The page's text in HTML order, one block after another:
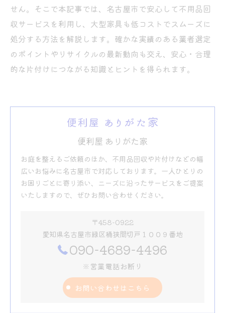
せん。そこで本記事では、名古屋市で安心して不用品回
収サービスを利用し、大型家具も低コストでスムーズに
処分する方法を解説します。確かな実績のある業者選定
のポイントやリサイクルの最新動向も交え、安心・合理
的な片付けにつながる知識とヒントを得られます。
便利屋 ありがた家
お庭を整えるご依頼のほか、不用品回収や片付けなどの幅
広いお悩みに名古屋市で対応しております。一人ひとりの
お困りごとに寄り添い、ニーズに沿ったサービスをご提案
いたしますので、ぜひお問い合わせください。
〒458-0922
愛知県名古屋市緑区桶狭間切戸１００９番地
090-4689-4496
※営業電話お断り
お問い合わせはこちら